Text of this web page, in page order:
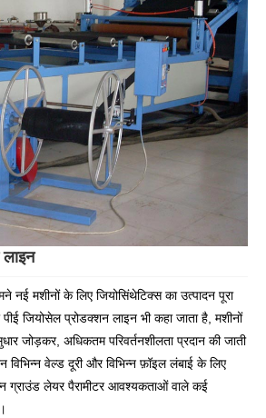
लाइन
नई मशीनों के लिए जियोसिंथेटिक्स का उत्पादन पूरा
जियोसेल प्रोडक्शन लाइन भी कहा जाता है, मशीनों
जोड़कर, अधिकतम परिवर्तनशीलता प्रदान की जाती
विभिन्न वेल्ड दूरी और विभिन्न फ़ॉइल लंबाई के लिए
ग्राउंड लेयर पैरामीटर आवश्यकताओं वाले कई